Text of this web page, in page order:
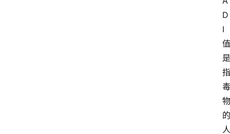
D
I
值
是
指
毒
物
的
人